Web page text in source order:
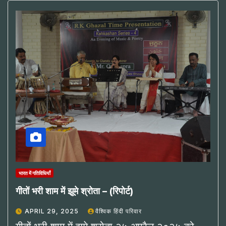
भारत में गतिविधियाँ
गीतों भरी शाम में झूमे श्रोता – (रिपोर्ट)
APRIL 29, 2025 वैश्विक हिंदी परिवार